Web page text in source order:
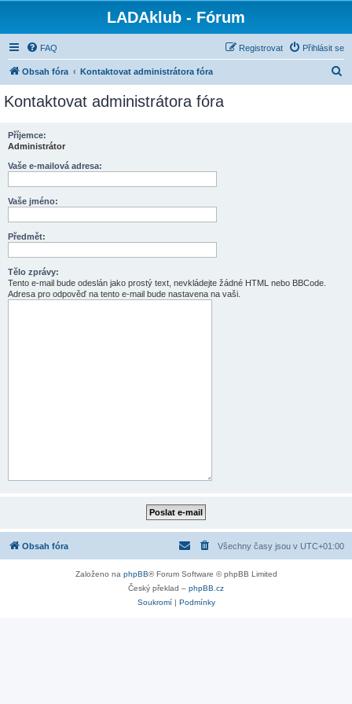
LADAklub - Fórum
FAQ Přihlásit se
Registrovat
Obsah fóra Kontaktovat administrátora fóra
Kontaktovat administrátora fóra
Příjemce:
Administrátor
Vaše e-mailová adresa:
Vaše jméno:
Předmět:
Tělo zprávy:
Tento e-mail bude odeslán jako prostý text, nevkládejte žádné HTML nebo BBCode.
Adresa pro odpověď na tento e-mail bude nastavena na vaši.
Obsah fóra Všechny časy jsou v UTC+01:00
Založeno na phpBB® Forum Software © phpBB Limited
Český překlad – phpBB.cz
Soukromí| Podmínky